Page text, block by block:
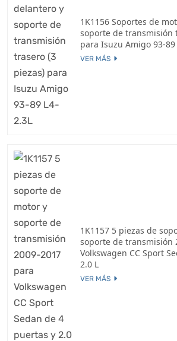
1K1156 Soportes de
soporte de transmisión
para Isuzu Amigo 93-89
VER MÁS
1K1157 5 piezas de
soporte de transmisión
Volkswagen CC Sport
2.0 L
VER MÁS